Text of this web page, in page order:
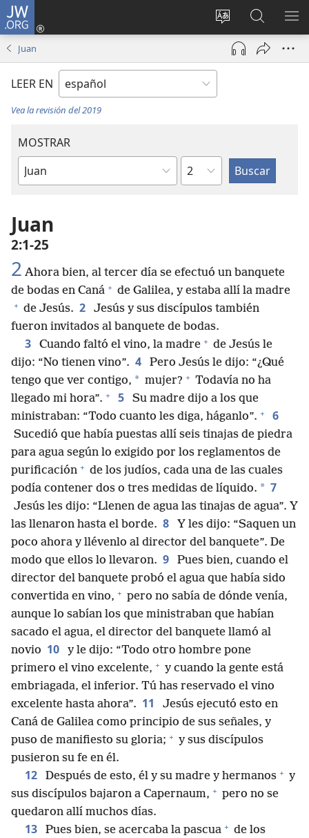
JW.ORG
Cambiar
idioma
del sitio
Iniciar
sesión
(abre
nueva
en
jw.org
Juan
LEER EN
Vea la revisión del 2019
MOSTRAR
Libro
Biblia
Capítulo
Juan
2:1-25
2 Ahora bien, al tercer día se efectuó un banquete
de bodas en Caná + de Galilea, y estaba allí la madre
+ de Jesús. 2
Jesús y sus discípulos también
fueron invitados al banquete de bodas.
3 Cuando faltó el vino, la madre + de Jesús le
dijo: “No tienen vino”. 4
Pero Jesús le dijo: “¿Qué
tengo que ver contigo, * mujer? + Todavía no ha
llegado mi hora”. + 5
Su madre dijo a los que
ministraban: “Todo cuanto les diga, háganlo”. + 6
Sucedió que había puestas allí seis tinajas de piedra
para agua según lo exigido por los reglamentos de
purificación + de los judíos, cada una de las cuales
podía contener dos o tres medidas de líquido. * 7
Jesús les dijo: “Llenen de agua las tinajas de agua”. Y
las llenaron hasta el borde. 8
Y les dijo: “Saquen un
poco ahora y llévenlo al director del banquete”. De
modo que ellos lo llevaron. 9
Pues bien, cuando el
director del banquete probó el agua que había sido
convertida en vino, + pero no sabía de dónde venía,
aunque lo sabían los que ministraban que habían
sacado el agua, el director del banquete llamó al
novio 10
y le dijo: “Todo otro hombre pone
primero el vino excelente, + y cuando la gente está
embriagada, el inferior. Tú has reservado el vino
excelente hasta ahora”. 11
Jesús ejecutó esto en
Caná de Galilea como principio de sus señales, y
puso de manifiesto su gloria; + y sus discípulos
pusieron su fe en él.
12 Después de esto, él y su madre y hermanos + y
sus discípulos bajaron a Capernaum, + pero no se
quedaron allí muchos días.
13 Pues bien, se acercaba la pascua + de los